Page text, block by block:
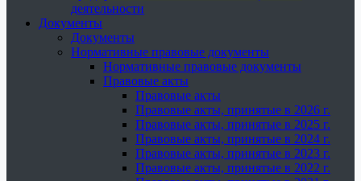
деятельности
Документы
Документы
Нормативные правовые документы
Нормативные правовые документы
Правовые акты
Правовые акты
Правовые акты, принятые в 2026 г.
Правовые акты, принятые в 2025 г.
Правовые акты, принятые в 2024 г.
Правовые акты, принятые в 2023 г.
Правовые акты, принятые в 2022 г.